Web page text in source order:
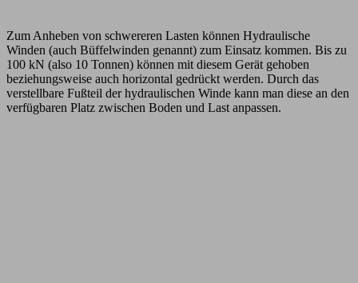
Zum Anheben von schwereren Lasten können Hydraulische
Winden (auch Büffelwinden genannt) zum Einsatz kommen. Bis zu
100 kN (also 10 Tonnen) können mit diesem Gerät gehoben
beziehungsweise auch horizontal gedrückt werden. Durch das
verstellbare Fußteil der hydraulischen Winde kann man diese an den
verfügbaren Platz zwischen Boden und Last anpassen.